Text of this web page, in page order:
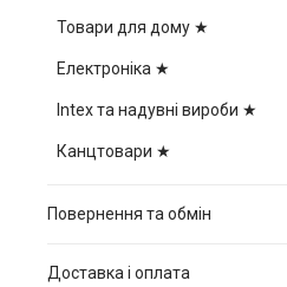
Товари для дому ★
Електроніка ★
Intex та надувні вироби ★
Канцтовари ★
Повернення та обмін
Доставка і оплата